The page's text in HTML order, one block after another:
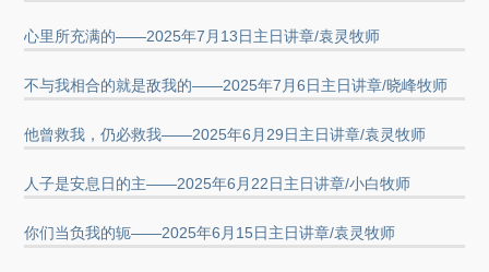
心里所充满的——2025年7月13日主日讲章/袁灵牧师
不与我相合的就是敌我的——2025年7月6日主日讲章/晓峰牧师
他曾救我，仍必救我——2025年6月29日主日讲章/袁灵牧师
人子是安息日的主——2025年6月22日主日讲章/小白牧师
你们当负我的轭——2025年6月15日主日讲章/袁灵牧师